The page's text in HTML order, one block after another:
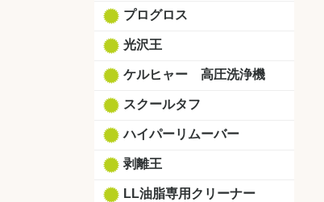
プログロス
光沢王
ケルヒャー 高圧洗浄機
スクールタフ
ハイパーリムーバー
剥離王
LL油脂専用クリーナー